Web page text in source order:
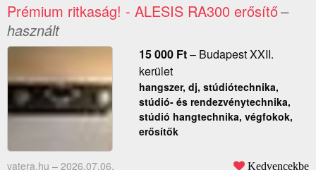
Prémium ritkaság! - ALESIS RA300 erősítő–
használt
15 000 Ft– Budapest XXII.
kerület
hangszer, dj, stúdiótechnika,
stúdió- és rendezvénytechnika,
stúdió hangtechnika, végfokok,
erősítők
vatera.hu – 2026.07.06. Kedvencekbe